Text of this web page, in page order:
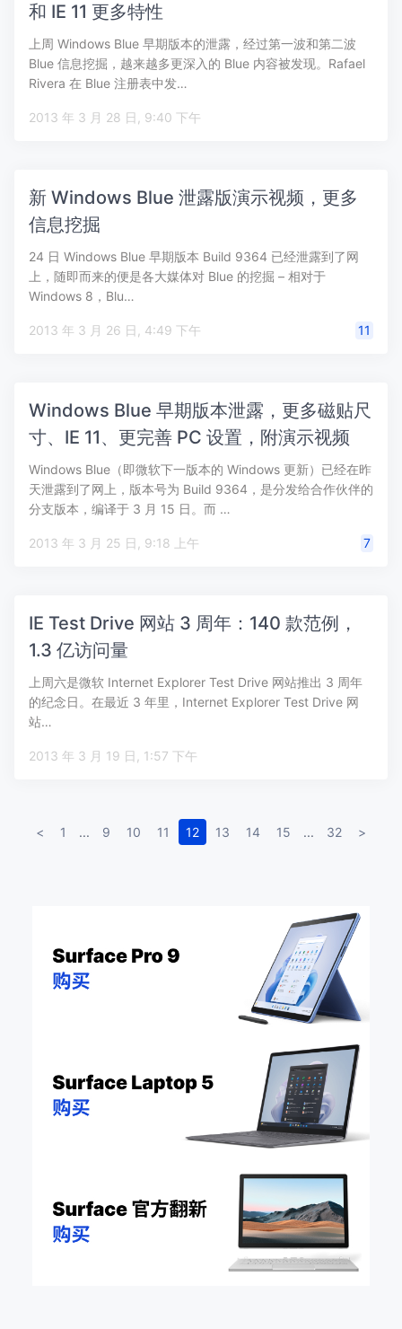
和 IE 11 更多特性
上周 Windows Blue 早期版本的泄露，经过第一波和第二波
Blue 信息挖掘，越来越多更深入的 Blue 内容被发现。Rafael
Rivera 在 Blue 注册表中发…
2013 年 3 月 28 日, 9:40 下午
新 Windows Blue 泄露版演示视频，更多
信息挖掘
24 日 Windows Blue 早期版本 Build 9364 已经泄露到了网
上，随即而来的便是各大媒体对 Blue 的挖掘 – 相对于
Windows 8，Blu…
2013 年 3 月 26 日, 4:49 下午 11
Windows Blue 早期版本泄露，更多磁贴尺
寸、IE 11、更完善 PC 设置，附演示视频
Windows Blue（即微软下一版本的 Windows 更新）已经在昨
天泄露到了网上，版本号为 Build 9364，是分发给合作伙伴的
分支版本，编译于 3 月 15 日。而 …
2013 年 3 月 25 日, 9:18 上午 7
IE Test Drive 网站 3 周年：140 款范例，
1.3 亿访问量
上周六是微软 Internet Explorer Test Drive 网站推出 3 周年
的纪念日。在最近 3 年里，Internet Explorer Test Drive 网
站…
2013 年 3 月 19 日, 1:57 下午
< 1 ... 9 10 11 12 13 14 15 ... 32 >